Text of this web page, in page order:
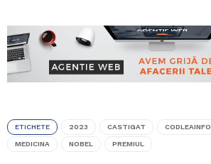
ETICHETE 2023 CASTIGAT CODLEAINFO
MEDICINA NOBEL PREMIUL